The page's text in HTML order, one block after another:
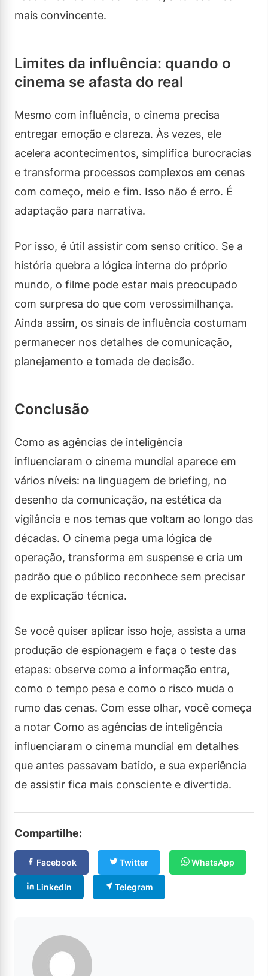
mais convincente.
Limites da influência: quando o
cinema se afasta do real
Mesmo com influência, o cinema precisa
entregar emoção e clareza. Às vezes, ele
acelera acontecimentos, simplifica burocracias
e transforma processos complexos em cenas
com começo, meio e fim. Isso não é erro. É
adaptação para narrativa.
Por isso, é útil assistir com senso crítico. Se a
história quebra a lógica interna do próprio
mundo, o filme pode estar mais preocupado
com surpresa do que com verossimilhança.
Ainda assim, os sinais de influência costumam
permanecer nos detalhes de comunicação,
planejamento e tomada de decisão.
Conclusão
Como as agências de inteligência
influenciaram o cinema mundial aparece em
vários níveis: na linguagem de briefing, no
desenho da comunicação, na estética da
vigilância e nos temas que voltam ao longo das
décadas. O cinema pega uma lógica de
operação, transforma em suspense e cria um
padrão que o público reconhece sem precisar
de explicação técnica.
Se você quiser aplicar isso hoje, assista a uma
produção de espionagem e faça o teste das
etapas: observe como a informação entra,
como o tempo pesa e como o risco muda o
rumo das cenas. Com esse olhar, você começa
a notar Como as agências de inteligência
influenciaram o cinema mundial em detalhes
que antes passavam batido, e sua experiência
de assistir fica mais consciente e divertida.
Compartilhe:
Facebook Twitter WhatsApp
LinkedIn Telegram